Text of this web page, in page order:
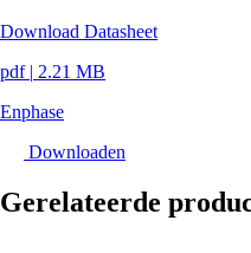
Download Datasheet
pdf | 2.21 MB
Enphase
Downloaden
Gerelateerde